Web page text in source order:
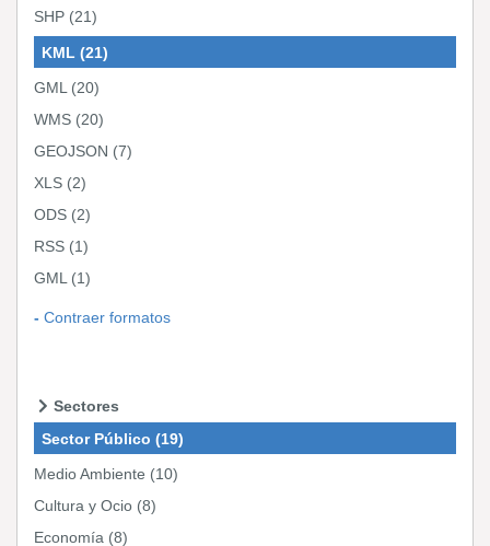
SHP (21)
KML (21)
GML (20)
WMS (20)
GEOJSON (7)
XLS (2)
ODS (2)
RSS (1)
GML (1)
Contraer formatos
Sectores
Sector Público (19)
Medio Ambiente (10)
Cultura y Ocio (8)
Economía (8)